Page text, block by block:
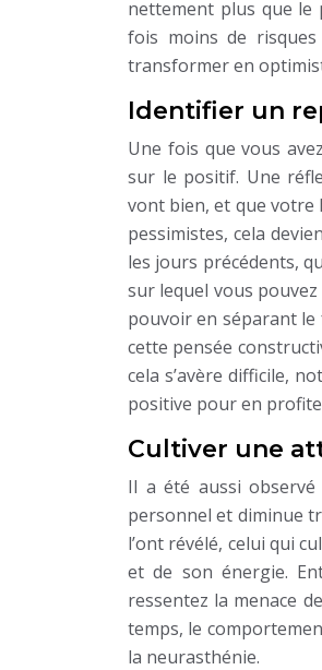
nettement plus que le
fois moins de
transformer en
Identifier un
Une fois que vous
sur le positif. Une
vont bien, et que votre
pessimistes, cela
les jours précédents,
sur lequel vous
pouvoir en séparant le
cette pensée
cela s’avère difficile,
positive pour en
Cultiver une
Il a été aussi
personnel et diminue
l’ont révélé, celui qui
et de son énergie.
ressentez la menace
temps, le
la neurasthénie.